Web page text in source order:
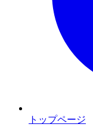
トップページ